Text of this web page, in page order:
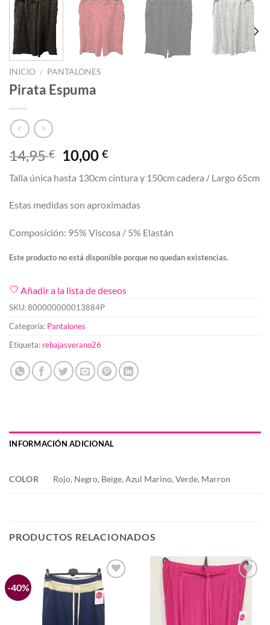
INICIO / PANTALONES
Pirata Espuma
14,95€
El
precio
original
14,95 €.
10,00€El
actual
es:
10,00 €.
Talla única hasta 130cm cintura y 150cm cadera / Largo 65cm
Estas medidas son aproximadas
Composición: 95% Viscosa / 5% Elastán
Este producto no está disponible porque no quedan existencias.
Añadir a la lista de deseos
SKU:800000000013884P
Categoría: Pantalones
Etiqueta: rebajasverano26
INFORMACIÓN ADICIONAL
COLOR Rojo, Negro, Beige, Azul Marino, Verde, Marron
PRODUCTOS RELACIONADOS
-40%
Añadir
lista de
Añadir
a la
lista de
deseos